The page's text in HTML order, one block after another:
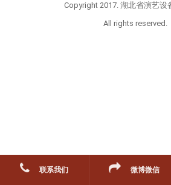
Copyright 2017. 湖北省演艺设
All rights reserved.
联系我们 微博微信